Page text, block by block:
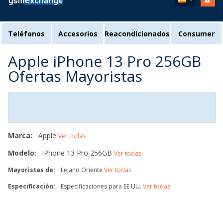
Teléfonos Accesorios Reacondicionados Consumer
Apple iPhone 13 Pro 256GB
Ofertas Mayoristas
Marca: Apple Ver todas
Modelo: iPhone 13 Pro 256GB Ver todas
Mayoristas de:
Lejano Oriente Ver todas
Especificación:
Especificaciones para EE.UU. Ver todas